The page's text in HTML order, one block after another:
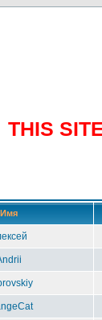
THIS
Имя